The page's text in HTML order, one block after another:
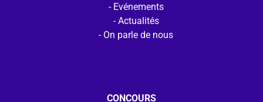
Evénements
Actualités
On parle de nous
CONCOURS